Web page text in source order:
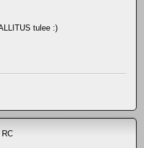
tulee :)
RC